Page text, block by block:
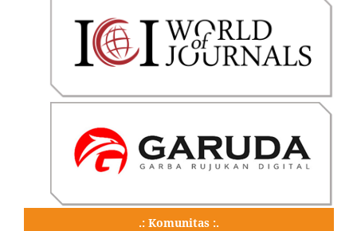
.: Komunitas :.